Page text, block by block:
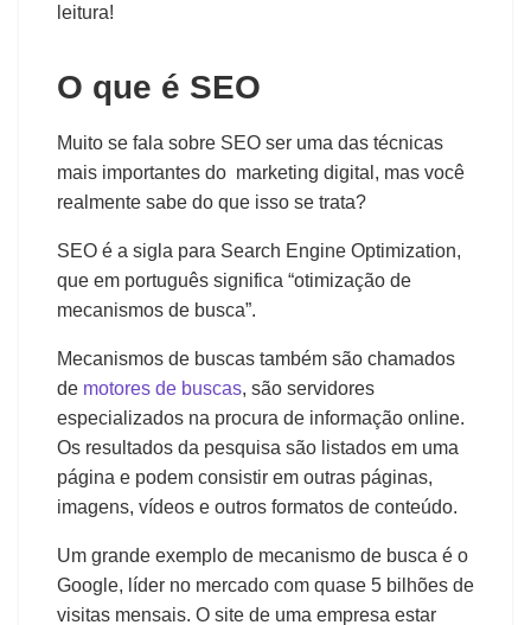
leitura!
O que é SEO
Muito se fala sobre SEO ser uma das técnicas
mais importantes do marketing digital, mas você
realmente sabe do que isso se trata?
SEO é a sigla para Search Engine Optimization,
que em português significa “otimização de
mecanismos de busca”.
Mecanismos de buscas também são chamados
de motores de buscas, são servidores
especializados na procura de informação online.
Os resultados da pesquisa são listados em uma
página e podem consistir em outras páginas,
imagens, vídeos e outros formatos de conteúdo.
Um grande exemplo de mecanismo de busca é o
Google, líder no mercado com quase 5 bilhões de
visitas mensais. O site de uma empresa estar